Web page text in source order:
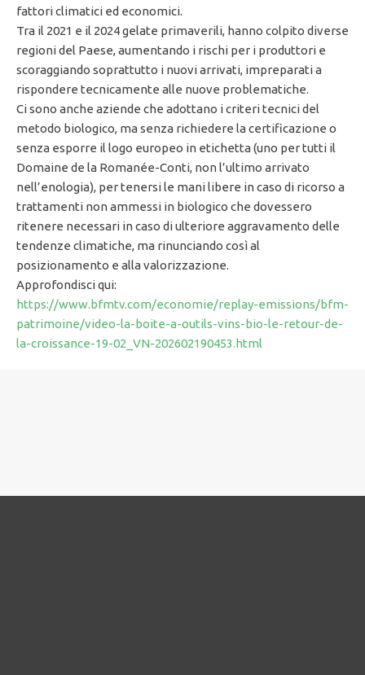
fattori climatici ed economici.
Tra il 2021 e il 2024 gelate primaverili, hanno colpito diverse
regioni del Paese, aumentando i rischi per i produttori e
scoraggiando soprattutto i nuovi arrivati, impreparati a
rispondere tecnicamente alle nuove problematiche.
Ci sono anche aziende che adottano i criteri tecnici del
metodo biologico, ma senza richiedere la certificazione o
senza esporre il logo europeo in etichetta (uno per tutti il
Domaine de la Romanée-Conti, non l’ultimo arrivato
nell’enologia), per tenersi le mani libere in caso di ricorso a
trattamenti non ammessi in biologico che dovessero
ritenere necessari in caso di ulteriore aggravamento delle
tendenze climatiche, ma rinunciando così al
posizionamento e alla valorizzazione.
Approfondisci qui:
https://www.bfmtv.com/economie/replay-emissions/bfm-
patrimoine/video-la-boite-a-outils-vins-bio-le-retour-de-
la-croissance-19-02_VN-202602190453.html